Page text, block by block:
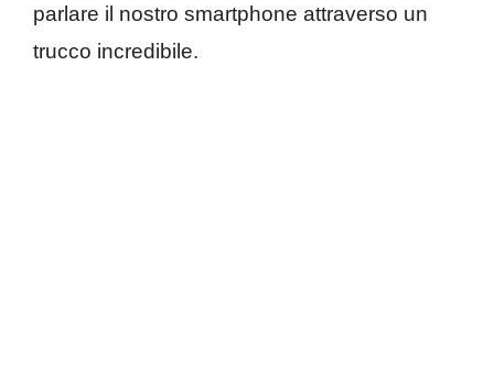
parlare il nostro smartphone attraverso un
trucco incredibile.